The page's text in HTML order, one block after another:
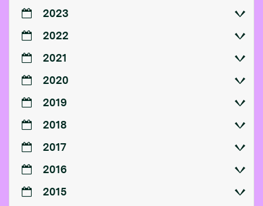
2023
2022
2021
2020
2019
2018
2017
2016
2015